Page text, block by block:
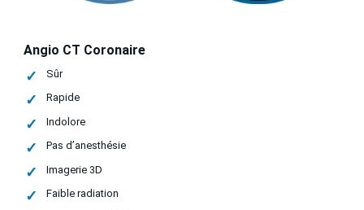
Angio CT Coronaire
Sûr
Rapide
Indolore
Pas d’anesthésie
Imagerie 3D
Faible radiation